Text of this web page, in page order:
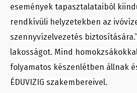
események tapasztalataiból
rendkívüli helyzetekben az
szennyvízelvezetés
lakosságot. Mind
folyamatos készenlétben állnak
ÉDUVIZIG szakembereivel.